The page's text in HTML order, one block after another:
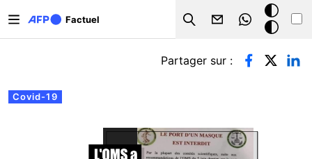
Factuel
Search
Mode
sombre
Onglets principaux
Covid-19
Partager sur :